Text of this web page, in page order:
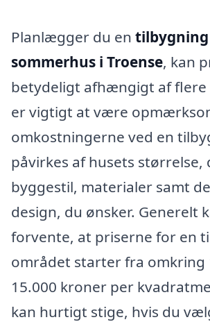
Planlægger du en
sommerhus i Troense, kan
betydeligt afhængigt af flere
er vigtigt at være
omkostningerne ved en
påvirkes af husets størrelse,
byggestil, materialer samt
design, du ønsker. Generelt
forvente, at priserne for en
området starter fra omkring
15.000 kroner per
kan hurtigt stige, hvis du